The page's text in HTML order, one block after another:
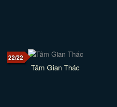
22/22
Tâm Gian Thác